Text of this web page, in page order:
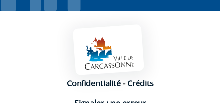
Mentions légales
Confidentialité-Crédits